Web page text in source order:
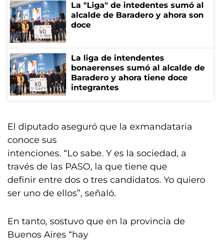
La "Liga" de intedentes sumó al
alcalde de Baradero y ahora son
doce
La liga de intendentes
bonaerenses sumó al alcalde de
Baradero y ahora tiene doce
integrantes
El diputado aseguró que la exmandataria
conoce sus
intenciones. “Lo sabe. Y es la sociedad, a
través de las PASO, la que tiene que
definir entre dos o tres candidatos. Yo quiero
ser uno de ellos”, señaló.
En tanto, sostuvo que en la provincia de
Buenos Aires “hay